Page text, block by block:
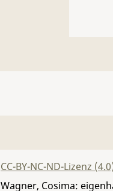
CC-BY-NC-ND-Lizenz
Wagner, Cosima: